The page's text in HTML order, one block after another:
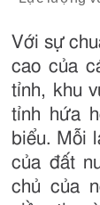
Với sự
cao của
tỉnh, khu
tỉnh hứa
biểu. Mỗi
của đất
chủ của